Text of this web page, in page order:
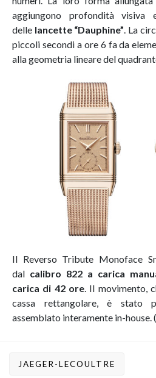
aggiungono profondità visiva
delle lancette “Dauphine”. La
piccoli secondi a ore 6 fa da
alla geometria lineare del
Il Reverso Tribute Monoface
dal calibro 822 a carica
carica di 42 ore. Il movimento,
cassa rettangolare, è stato
assemblato interamente in-house. (
JAEGER-LECOULTRE